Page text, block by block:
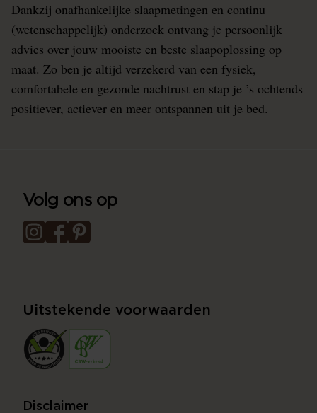
Dankzij onafhankelijke slaapmetingen en continu
(wetenschappelijk) onderzoek ontvang je persoonlijk
advies over jouw mooiste en beste slaapoplossing op
maat. Zo ben je altijd verzekerd van een fysiek,
comfortabele en gezonde nachtrust en stap je ’s ochtends
positiever, actiever en meer ontspannen uit je bed.
Volg ons op
Uitstekende voorwaarden
Disclaimer